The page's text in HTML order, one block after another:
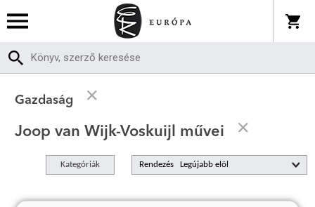
Gazdaság
Joop van Wijk-Voskuijl művei
Kategóriák Rendezés